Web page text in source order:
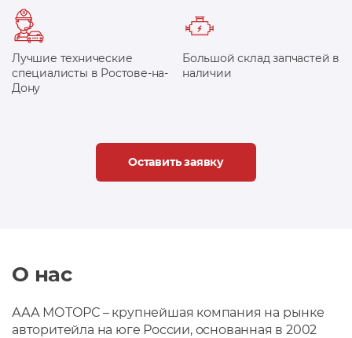
Лучшие технические
специалисты в Ростове-на-
Дону
Большой склад запчастей в
наличии
Оставить заявку
О нас
ААА МОТОРС – крупнейшая компания на рынке
авторитейла на юге России, основанная в 2002